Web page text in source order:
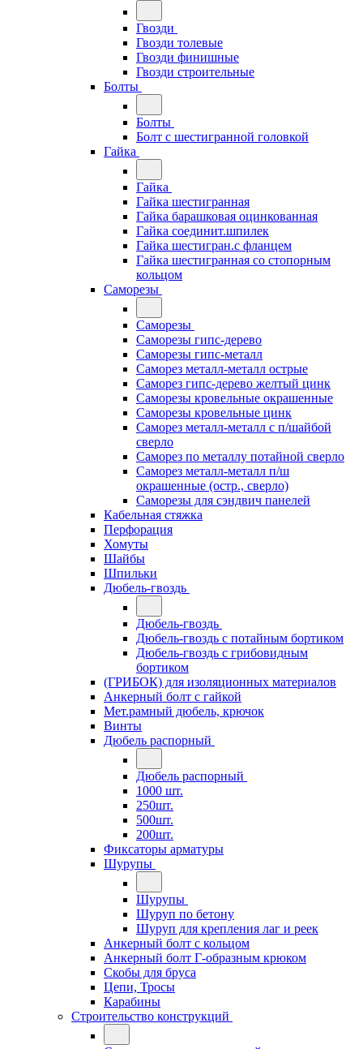
Гвозди
Гвозди толевые
Гвозди финишные
Гвозди строительные
Болты
Болты
Болт с шестигранной головкой
Гайка
Гайка
Гайка шестигранная
Гайка барашковая оцинкованная
Гайка соединит.шпилек
Гайка шестигран.с фланцем
Гайка шестигранная со стопорным
кольцом
Саморезы
Саморезы
Саморезы гипс-дерево
Саморезы гипс-металл
Саморез металл-металл острые
Саморез гипс-дерево желтый цинк
Саморезы кровельные окрашенные
Саморезы кровельные цинк
Саморез металл-металл с п/шайбой
сверло
Саморез по металлу потайной сверло
Саморез металл-металл п/ш
окрашенные (остр., сверло)
Саморезы для сэндвич панелей
Кабельная стяжка
Перфорация
Хомуты
Шайбы
Шпильки
Дюбель-гвоздь
Дюбель-гвоздь
Дюбель-гвоздь с потайным бортиком
Дюбель-гвоздь с грибовидным
бортиком
(ГРИБОК) для изоляционных материалов
Анкерный болт с гайкой
Мет.рамный дюбель, крючок
Винты
Дюбель распорный
Дюбель распорный
1000 шт.
250шт.
500шт.
200шт.
Фиксаторы арматуры
Шурупы
Шурупы
Шуруп по бетону
Шуруп для крепления лаг и реек
Анкерный болт с кольцом
Анкерный болт Г-образным крюком
Скобы для бруса
Цепи, Тросы
Карабины
Строительство конструкций